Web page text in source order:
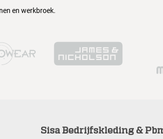
en werkbroek.
Sisa Bedrijfskleding &